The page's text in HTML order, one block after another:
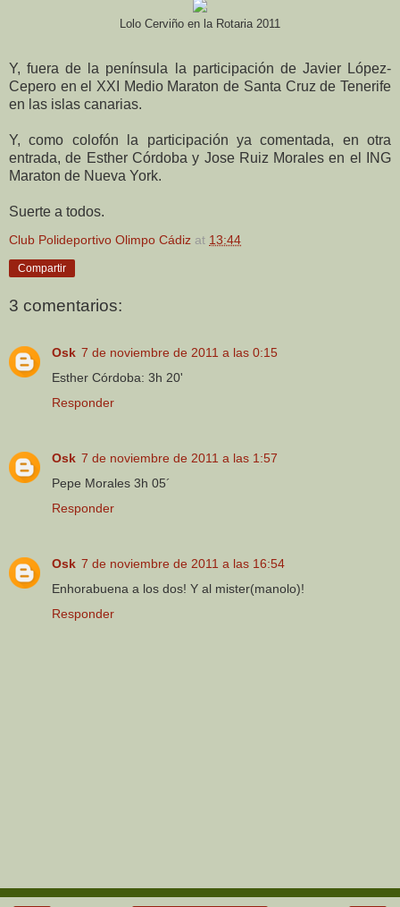
Lolo Cerviño en la Rotaria 2011
Y, fuera de la península la participación de Javier López-
Cepero en el XXI Medio Maraton de Santa Cruz de Tenerife
en las islas canarias.
Y, como colofón la participación ya comentada, en otra
entrada, de Esther Córdoba y Jose Ruiz Morales en el ING
Maraton de Nueva York.
Suerte a todos.
Club Polideportivo Olimpo Cádiz at 13:44
Compartir
3 comentarios:
Osk 7 de noviembre de 2011 a las 0:15
Esther Córdoba: 3h 20'
Responder
Osk 7 de noviembre de 2011 a las 1:57
Pepe Morales 3h 05´
Responder
Osk 7 de noviembre de 2011 a las 16:54
Enhorabuena a los dos! Y al mister(manolo)!
Responder